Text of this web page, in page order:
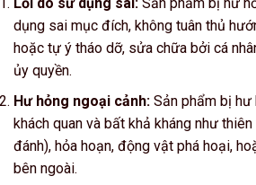
dụng sai mục đích, không tuân thủ
hoặc tự ý tháo dỡ, sửa chữa bởi cá
ủy quyền.
Hư hỏng ngoại cảnh: Sản phẩm bị hư
khách quan và bất khả kháng như
đánh), hỏa hoạn, động vật phá hoại,
bên ngoài.